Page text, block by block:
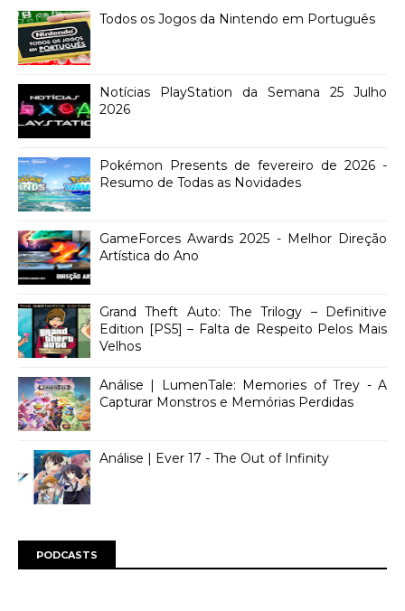
Todos os Jogos da Nintendo em Português
Notícias PlayStation da Semana 25 Julho
2026
Pokémon Presents de fevereiro de 2026 -
Resumo de Todas as Novidades
GameForces Awards 2025 - Melhor Direção
Artística do Ano
Grand Theft Auto: The Trilogy – Definitive
Edition [PS5] – Falta de Respeito Pelos Mais
Velhos
Análise | LumenTale: Memories of Trey - A
Capturar Monstros e Memórias Perdidas
Análise | Ever 17 - The Out of Infinity
PODCASTS